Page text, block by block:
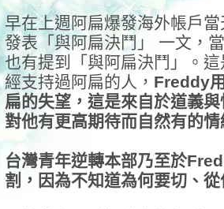
早在上週阿扁爆發海外帳戶
發表「與阿扁決鬥」 一文，
也有提到「與阿扁決鬥」。
經支持過阿扁的人， Freddy
扁的失望，這是來自於道義
對他有更高期待而自然有的
台灣青年逆轉本部乃至於
割，因為不知道為何要切、